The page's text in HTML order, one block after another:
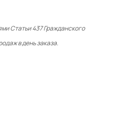
Статьи 437 Гражданского
в день заказа.